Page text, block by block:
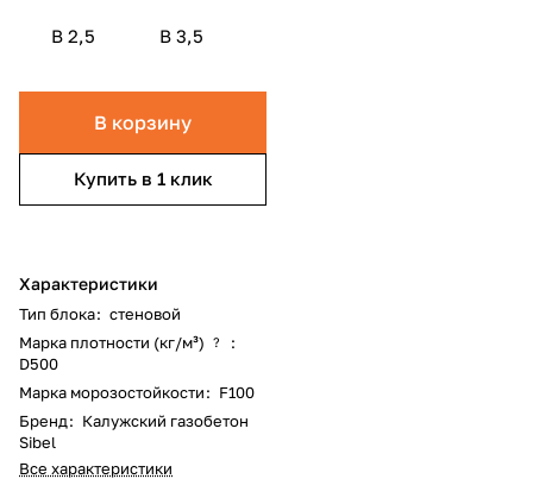
B 2,5 B 3,5
В корзину
Купить в 1 клик
Характеристики
Тип блока: стеновой
Марка плотности (кг/м³)
?
:
D500
Марка морозостойкости: F100
Бренд: Калужский газобетон
Sibel
Все характеристики